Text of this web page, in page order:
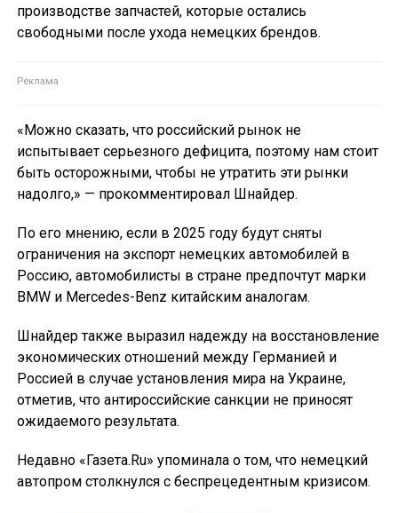
производстве запчастей, которые остались
свободными после ухода немецких брендов.
«Можно сказать, что российский рынок не
испытывает серьезного дефицита, поэтому нам стоит
быть осторожными, чтобы не утратить эти рынки
надолго,» — прокомментировал Шнайдер.
По его мнению, если в 2025 году будут сняты
ограничения на экспорт немецких автомобилей в
Россию, автомобилисты в стране предпочтут марки
BMW и Mercedes-Benz китайским аналогам.
Шнайдер также выразил надежду на восстановление
экономических отношений между Германией и
Россией в случае установления мира на Украине,
отметив, что антироссийские санкции не приносят
ожидаемого результата.
Недавно «Газета.Ru» упоминала о том, что немецкий
автопром столкнулся с беспрецедентным кризисом.